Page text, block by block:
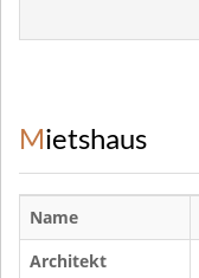
Mietshaus
Name
Architekt